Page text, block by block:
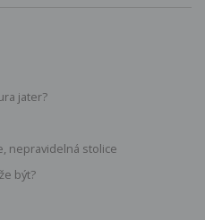
jater?
nepravidelná stolice
být?